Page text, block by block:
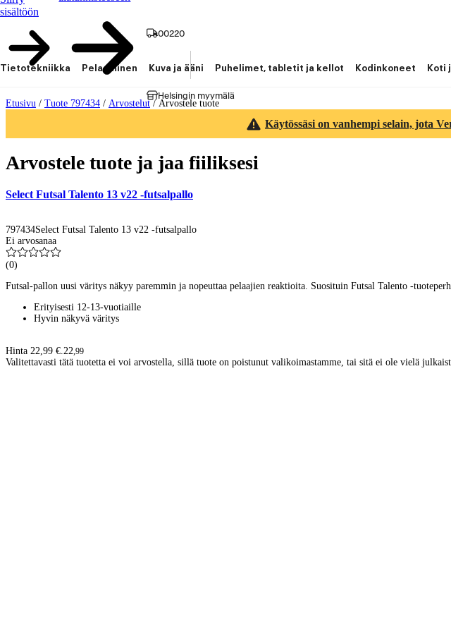
sisältöön
00220
Helsingin myymälä
Tietotekniikka Pelaaminen Kuva ja ääni Puhelimet, tabletit ja kellot Kodinkoneet Koti
Etusivu / Tuote 797434 / Arvostelut/ Arvostele tuote
Käytössäsi on vanhempi selain, jota
Arvostele tuote ja jaa fiiliksesi
Select Futsal Talento 13 v22 -futsalpallo
797434Select Futsal Talento 13 v22 -futsalpallo
Ei arvosanaa
(0)
Futsal-pallon uusi väritys näkyy paremmin ja nopeuttaa pelaajien reaktioita. Suosituin Futsal Talento -
Erityisesti 12-13-vuotiaille
Hyvin näkyvä väritys
Hinta 22,99 €.22,99
Valitettavasti tätä tuotetta ei voi arvostella, sillä tuote on poistunut valikoimastamme, tai sitä ei ole vielä